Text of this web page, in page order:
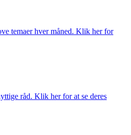
temaer hver måned. Klik her for
råd. Klik her for at se deres